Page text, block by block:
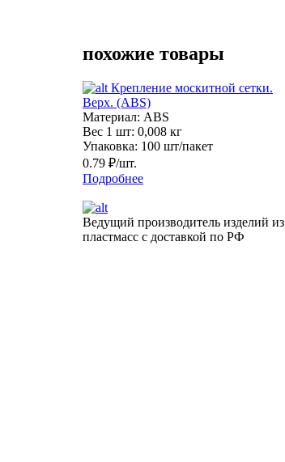
похожие товары
Крепление москитной сетки.
Верх. (ABS)
Материал: ABS
Вес 1 шт: 0,008 кг
Упаковка: 100 шт/пакет
0.79 ₽/шт.
Подробнее
Ведущий производитель изделий из
пластмасс с доставкой по РФ